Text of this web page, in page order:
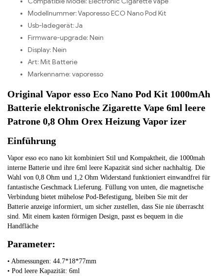
Modellnummer:Vaporesso ECO Nano Pod Kit
Usb-ladegerät:Ja
Firmware-upgrade: Nein
Display: Nein
Art: Mit Batterie
Markenname: vaporesso
Original Vapor esso Eco Nano Pod Kit 1000mAh
Batterie elektronische Zigarette Vape 6ml leere
Patrone 0,8 Ohm Orex Heizung Vapor izer
Einführung
Vapor esso eco nano kit kombiniert Stil und Kompaktheit, die 1000mah
interne Batterie und ihre 6ml leere Kapazität sind sicher nachhaltig. Die
Wahl von 0,8 Ohm und 1,2 Ohm Widerstand funktioniert einwandfrei für
fantastische Geschmack Lieferung. Füllung von unten, die magnetische
Verbindung bietet mühelose Pod-Befestigung, bleiben Sie mit der
Batterie anzeige informiert, um sicher zustellen, dass Sie nie überrascht
sind. Mit einem kasten förmigen Design, passt es bequem in die
Handfläche
Parameter:
• Abmessungen: 44.7*18*77mm
• Pod leere Kapazität: 6ml